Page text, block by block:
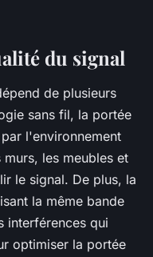
du signal
de plusieurs
sans fil, la portée
l'environnement
les meubles et
le signal. De plus, la
la même bande
interférences qui
optimiser la portée